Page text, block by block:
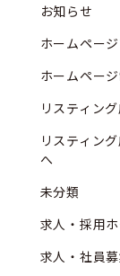
お知らせ
ホームペー
ホームペー
リスティン
リスティン
へ
未分類
求人・採用
求人・社員